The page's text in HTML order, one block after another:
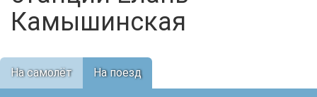
Камышинская
На самолёт На поезд